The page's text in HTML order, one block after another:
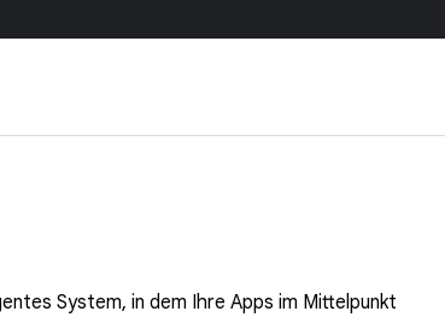
System, in dem Ihre Apps im Mittelpunkt